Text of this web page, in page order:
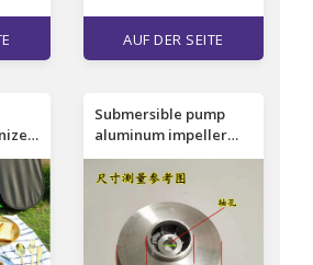
AUF DER SEITE
Set -
set
Submersible pump
aluminum impeller
Multistage pump
impeller shaft
10/12/14/16/18
Sewage pump
impeller accessories
NO.C1818